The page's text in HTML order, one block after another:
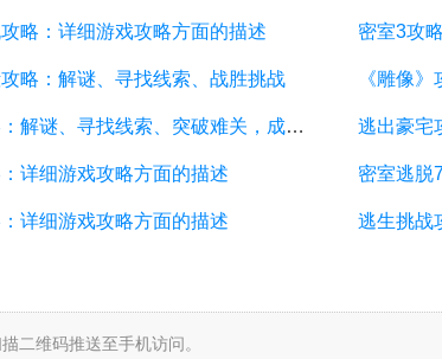
略：详细游戏攻略方面的描述
略：解谜、寻找线索、战胜挑战 《雕像
逃脱宫殿攻略：解谜、寻找线索、突破难关，成功逃离宫殿的秘籍 逃出豪宅
详细游戏攻略方面的描述
详细游戏攻略方面的描述 逃生挑战
二维码推送至手机访问。